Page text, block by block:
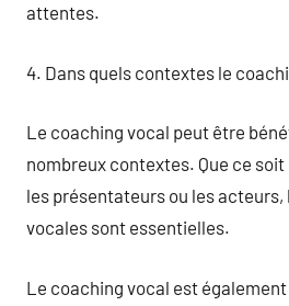
attentes.
4. Dans quels contextes le
Le coaching vocal peut être
nombreux contextes. Que ce
les présentateurs ou les
vocales sont essentielles.
Le coaching vocal est